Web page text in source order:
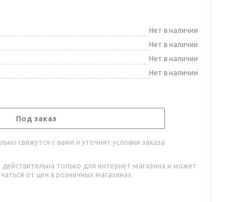
Нет в наличии
Нет в наличии
Нет в наличии
Нет в наличии
Под заказ
свяжутся с вами и уточнят условия заказа
действительна только для интернет-магазина и может
от цен в розничных магазинах